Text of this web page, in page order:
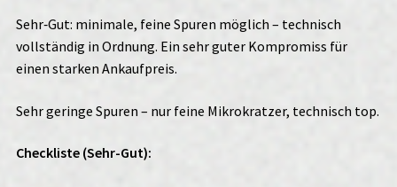
Sehr‑Gut: minimale, feine Spuren möglich – technisch
vollständig in Ordnung. Ein sehr guter Kompromiss für
einen starken Ankaufpreis.
Sehr geringe Spuren – nur feine Mikrokratzer, technisch top.
Checkliste (Sehr-Gut):